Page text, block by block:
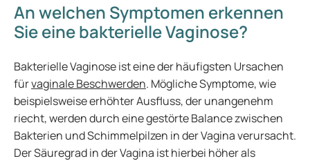
An welchen Symptomen erkennen
Sie eine bakterielle Vaginose?
Bakterielle Vaginose ist eine der häufigsten Ursachen
fürvaginale Beschwerden. Mögliche Symptome, wie
beispielsweise erhöhter Ausfluss, der unangenehm
riecht, werden durch eine gestörte Balance zwischen
Bakterien und Schimmelpilzen in der Vagina verursacht.
Der Säuregrad in der Vagina ist hierbei höher als